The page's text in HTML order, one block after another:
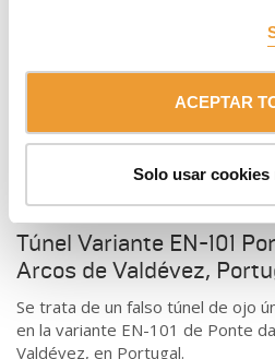
ACEPTAR
Solo usar cookies
Túnel Variante EN-101
Arcos de Valdévez,
Se trata de un falso túnel de ojo
en la variante EN-101 de Ponte
Valdévez, en Portugal.